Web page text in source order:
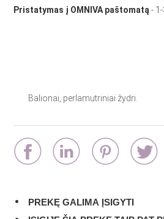
Pristatymas į OMNIVA paštomatą-
Balionai, perlamutriniai žydri.
PREKĘ GALIMA ĮSIGYTI